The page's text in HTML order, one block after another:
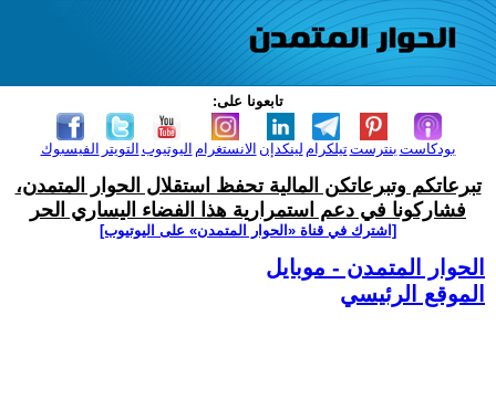
تابعونا على:
الفيسبوك التويتر اليوتيوب الانستغرام لينكدإن تيلكرامبنترست بودكاست
تبرعاتكم وتبرعاتكن المالية تحفظ استقلال الحوار المتمدن،
فشاركونا في دعم استمرارية هذا الفضاء اليساري الحر
[اشترك في قناة ‫«الحوار المتمدن» على اليوتيوب]
الحوار المتمدن - موبايل
الموقع الرئيسي